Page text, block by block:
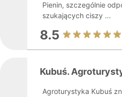
Pienin, szczególnie
szukających ciszy ...
8.5
Kubuś.
Agroturystyka Kubuś